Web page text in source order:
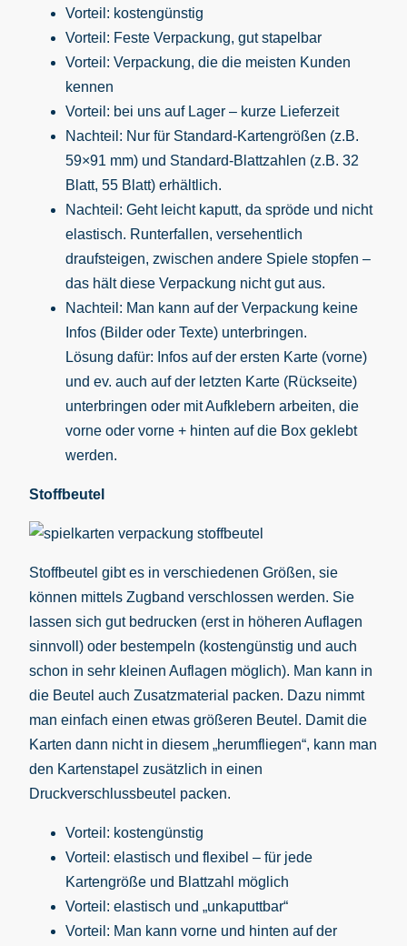
Vorteil: kostengünstig
Vorteil: Feste Verpackung, gut stapelbar
Vorteil: Verpackung, die die meisten Kunden
kennen
Vorteil: bei uns auf Lager – kurze Lieferzeit
Nachteil: Nur für Standard-Kartengrößen (z.B.
59×91 mm) und Standard-Blattzahlen (z.B. 32
Blatt, 55 Blatt) erhältlich.
Nachteil: Geht leicht kaputt, da spröde und nicht
elastisch. Runterfallen, versehentlich
draufsteigen, zwischen andere Spiele stopfen –
das hält diese Verpackung nicht gut aus.
Nachteil: Man kann auf der Verpackung keine
Infos (Bilder oder Texte) unterbringen.
Lösung dafür: Infos auf der ersten Karte (vorne)
und ev. auch auf der letzten Karte (Rückseite)
unterbringen oder mit Aufklebern arbeiten, die
vorne oder vorne + hinten auf die Box geklebt
werden.
Stoffbeutel
Stoffbeutel gibt es in verschiedenen Größen, sie
können mittels Zugband verschlossen werden. Sie
lassen sich gut bedrucken (erst in höheren Auflagen
sinnvoll) oder bestempeln (kostengünstig und auch
schon in sehr kleinen Auflagen möglich). Man kann in
die Beutel auch Zusatzmaterial packen. Dazu nimmt
man einfach einen etwas größeren Beutel. Damit die
Karten dann nicht in diesem „herumfliegen“, kann man
den Kartenstapel zusätzlich in einen
Druckverschlussbeutel packen.
Vorteil: kostengünstig
Vorteil: elastisch und flexibel – für jede
Kartengröße und Blattzahl möglich
Vorteil: elastisch und „unkaputtbar“
Vorteil: Man kann vorne und hinten auf der